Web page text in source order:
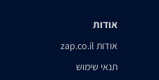
אודות
אודות zap.co.il
תנאי שימוש